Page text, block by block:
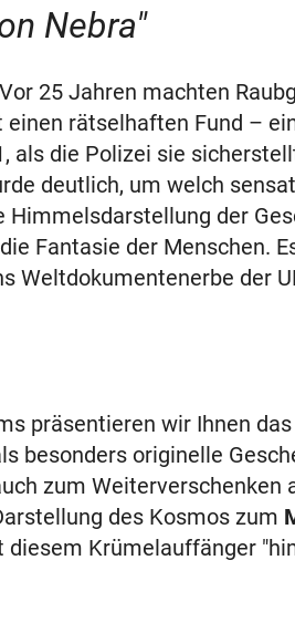
Nebra"
25 Jahren machten
einen rätselhaften Fund –
als die Polizei sie
deutlich, um welch
der
Fantasie der Menschen.
Weltdokumentenerbe der
präsentieren wir Ihnen das
besonders originelle
zum Weiterverschenken
des Kosmos zum
diesem Krümelauffänger